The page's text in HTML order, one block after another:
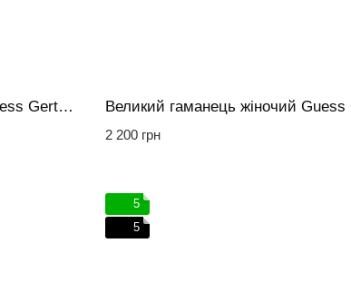
Великий жіночий гаманець Guess Gerty білий тиснене лого
2 200 грн
5
5